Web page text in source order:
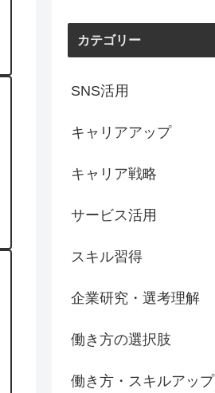
カテゴリー
SNS活用
キャリアアップ
キャリア戦略
サービス活用
スキル習得
企業研究・選考理解
働き方の選択肢
働き方・スキルアップ